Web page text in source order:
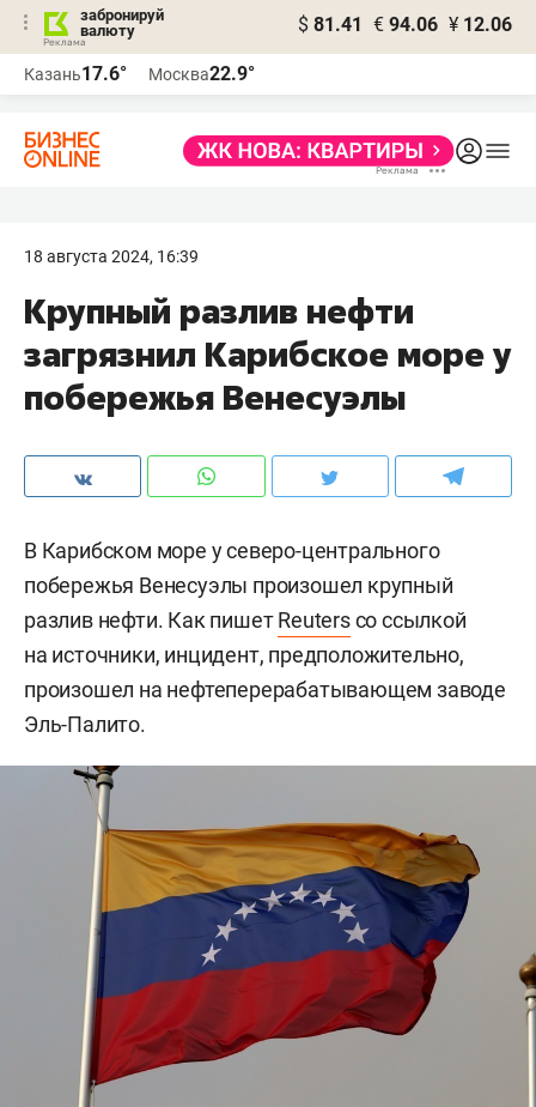
забронируй
валюту
$ 81.41 € 94.06 ¥ 12.06
Казань17.6° Москва22.9°
18 августа 2024, 16:39
Крупный разлив нефти
загрязнил Карибское море у
побережья Венесуэлы
В Карибском море у северо-центрального
побережья Венесуэлы произошел крупный
разлив нефти. Как пишетReutersсо ссылкой
на источники, инцидент, предположительно,
произошел на нефтеперерабатывающем заводе
Эль-Палито.